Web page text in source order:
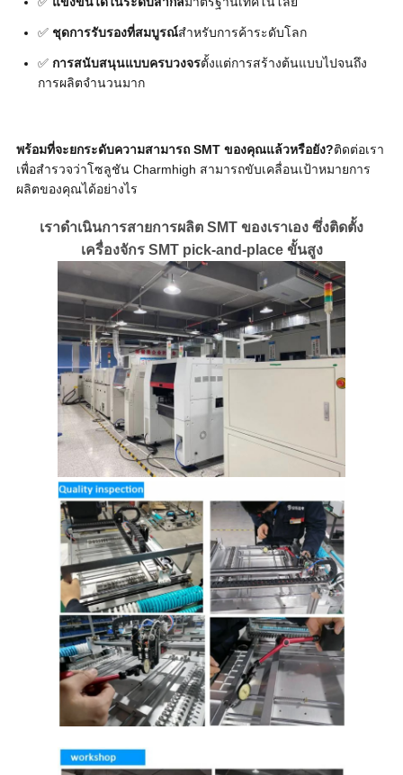
ส่วน
✅ ชุดการรับรองที่สมบูรณ์สำหรับการค้าระดับโลก
✅ การสนับสนุนแบบครบวงจรตั้งแต่การสร้างต้นแบบไปจนถึง
การผลิตจำนวนมาก
พร้อมที่จะยกระดับความสามารถ SMT ของคุณแล้วหรือยัง?ติดต่อเรา
เพื่อสำรวจว่าโซลูชัน Charmhigh สามารถขับเคลื่อนเป้าหมายการ
ผลิตของคุณได้อย่างไร
เราดำเนินการสายการผลิต SMT ของเราเอง ซึ่งติดตั้ง
เครื่องจักร SMT pick-and-place ขั้นสูง